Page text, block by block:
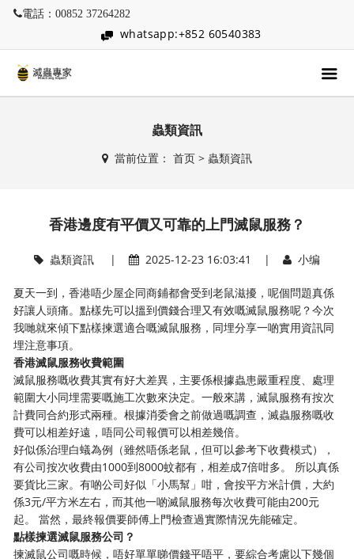
電話：00852 37264282
whatsapp:+852 60540383
蟲類資訊
當前位置： 首页> 蟲類資訊
香港邊度有平價又可靠的上門滅鼠服務？
蟲類資訊| 2025-12-23 16:03:41 | 小编
夏天一到，香港唔少屋企同商鋪都會受到老鼠滋擾，呢個問題真係
好讓人頭痛。點樣先可以搵到價錢合理又有效嘅滅鼠服務呢？今次
我哋就來傾下點樣揀選適合嘅滅鼠服務，同埋分享一啲實用資訊同
埋注意事項。
香港滅鼠服務收費範圍
滅鼠服務嘅收費其實有好大差異，主要係根據蟲患嚴重程度、處理
範圍大小同埋需要嘅施工次數來決定。一般來講，滅鼠服務有按次
計費同合約形式兩種。根據消委會之前做過嘅調查，滅蟲服務嘅收
費可以相差好遠，唔同公司報價可以相差幾倍。
好似係治理白蟻為例（雖然唔係老鼠，但可以參考下收費模式），
有公司按次收費由1000到8000蚊都有，相差成7倍咁多。 所以真係
要貨比三家。有啲公司好似「小馬幫」咁，會按平方米計價，大約
係3元/平方米左右，而其他一啲滅鼠服務每次收費可能由200元
起。 當然，最終報價要師傅上門檢查過實際情況先能確定。
點樣揀選滅鼠服務公司？
揀滅鼠公司嘅時候，唔好單單睇價錢平唔平，要綜合考慮以下幾個